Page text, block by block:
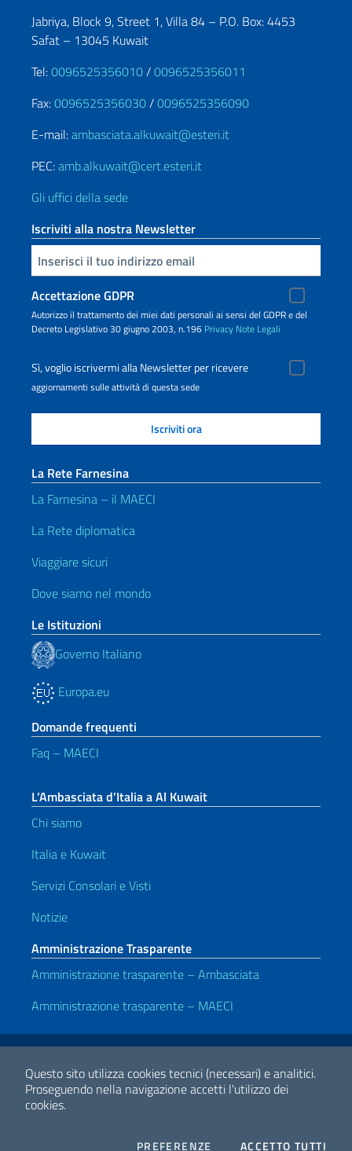
Questo sito utilizza cookies tecnici (necessari) e analitici.
Proseguendo nella navigazione accetti l'utilizzo dei
cookies.
PREFERENZE COOKIESACCETTO TUTTI
Jabriya, Block 9, Street 1, Villa 84 – P.O. Box: 4453
Safat – 13045 Kuwait
Tel:0096525356010/0096525356011
Fax:0096525356030/0096525356090
E-mail:ambasciata.alkuwait@esteri.it
PEC:amb.alkuwait@cert.esteri.it
Gli uffici della sede
Iscriviti alla nostra Newsletter
Inserisci la tua email
Accettazione GDPR
Autorizzo il trattamento dei miei dati personali ai sensi del GDPR e del
Decreto Legislativo 30 giugno 2003, n.196 Privacy Note Legali
Sì, voglio iscrivermi alla Newsletter per ricevere
aggiornamenti sulle attività di questa sede
La Rete Farnesina
La Farnesina – il MAECI
La Rete diplomatica
Viaggiare sicuri
Dove siamo nel mondo
Le Istituzioni
Governo Italiano
Europa.eu
Domande frequenti
Faq – MAECI
L’Ambasciata d’Italia a Al Kuwait
Chi siamo
Italia e Kuwait
Servizi Consolari e Visti
Notizie
Amministrazione Trasparente
Amministrazione trasparente – Ambasciata
Amministrazione trasparente – MAECI
Link Utili